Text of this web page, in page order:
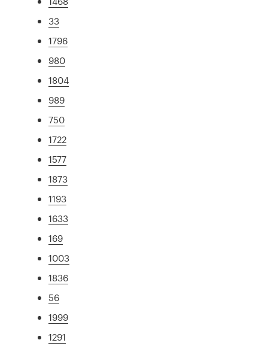
33
1796
980
1804
989
750
1722
1577
1873
1193
1633
169
1003
1836
56
1999
1291